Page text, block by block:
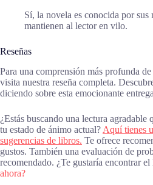
Sí, la novela es conocida por
mantienen al lector en vilo.
Reseñas
Para una comprensión más profunda
visita nuestra reseña completa.
diciendo sobre esta emocionante
¿Estás buscando una lectura agradable
tu estado de ánimo actual? Aquí tienes
sugerencias de libros. Te ofrece
gustos. También una evaluación de
recomendado. ¿Te gustaría encontrar
ahora?